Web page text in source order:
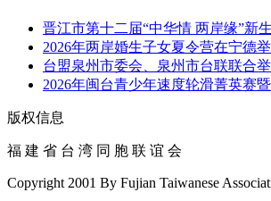
晋江市第十二届“中华情 两岸缘”新
2026年两岸婚生子女夏令营在宁德
台盟泉州市委会、泉州市台联联合
2026年闽台青少年速度轮滑菁英赛
版权信息
福 建 省 台 湾 同 胞 联 谊 会
Copyright 2001 By Fujian Taiwanese